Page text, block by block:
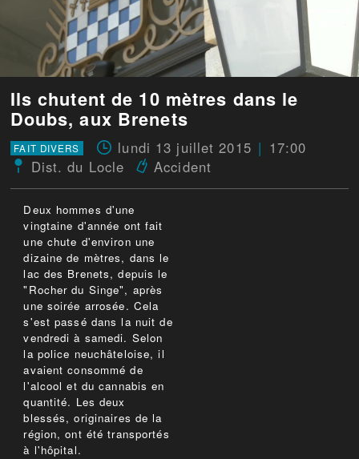
Ils chutent de 10 mètres dans le
Doubs, aux Brenets
FAIT DIVERS lundi 13 juillet 2015
17:00
Dist. du Locle
Accident
Deux hommes d'une
vingtaine d'année ont fait
une chute d'environ une
dizaine de mètres, dans le
lac des Brenets, depuis le
"Rocher du Singe", après
une soirée arrosée. Cela
s'est passé dans la nuit de
vendredi à samedi. Selon
la police neuchâteloise, il
avaient consommé de
l'alcool et du cannabis en
quantité. Les deux
blessés, originaires de la
région, ont été transportés
à l'hôpital.